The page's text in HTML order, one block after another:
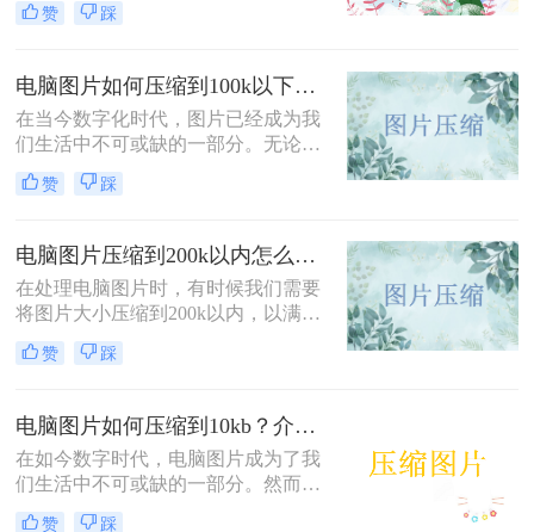
大小压缩到特定的限制，例如200k。
文将为你介绍四种简单易行的方法，
帮助你将电脑图片压缩到200k。
赞 踩
电脑图片如何压缩到100k以下？用这两个方法很简单！
在当今数字化时代，图片已经成为我
们生活中不可或缺的一部分。无论是
社交媒体、网站设计还是个人照片，
我们都需要使用图片来传递信息和表
加，我们也面临着图片压缩的问题。
特别是对于需要在网络上传播的图
片，大小的限制成为了头等问题。本
文将介绍电脑图片如何压缩到100k以
下，以便在网络上传播时节省带宽和
加载时间。
赞 踩
电脑图片压缩到200k以内怎么操作？来试试这三种压缩方法！
在处理电脑图片时，有时候我们需要
将图片大小压缩到200k以内，以满足
上传到网站、发送邮件或存储空间限
制的要求。那么电脑图片压缩到200k
单易行的方法，帮助你将电脑图片压
缩到200k以内。
赞 踩
电脑图片如何压缩到10kb？介绍三个有效的方法！
在如今数字时代，电脑图片成为了我
们生活中不可或缺的一部分。然而，
有时候我们会发现图片的大小过大，
赞 踩